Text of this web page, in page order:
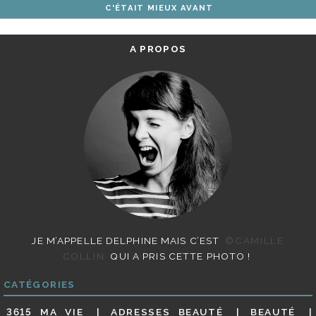
ARTICLES
C'ÉTAIT MIEUX AVANT
A PROPOS
JE M’APPELLE DELPHINE MAIS C’EST
©CAMILLE
COLLIN
QUI A PRIS CETTE PHOTO !
CATÉGORIES
3615 MA VIE ADRESSES BEAUTÉ BEAUTÉ